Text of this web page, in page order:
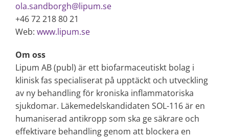
ola.sandborgh@lipum.se
+46 72 218 80 21
Web: www.lipum.se
Om oss
Lipum AB (publ) är ett biofarmaceutiskt bolag i
klinisk fas specialiserat på upptäckt och utveckling
av ny behandling för kroniska inflammatoriska
sjukdomar. Läkemedelskandidaten SOL-116 är en
humaniserad antikropp som ska ge säkrare och
effektivare behandling genom att blockera en